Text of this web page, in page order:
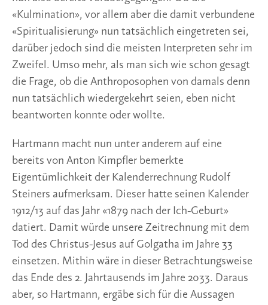
«Kulmination», vor allem aber die damit verbundene
«Spiritualisierung» nun tatsächlich eingetreten sei,
darüber jedoch sind die meisten Interpreten sehr im
Zweifel. Umso mehr, als man sich wie schon gesagt
die Frage, ob die Anthroposophen von damals denn
nun tatsächlich wiedergekehrt seien, eben nicht
beantworten konnte oder wollte.
Hartmann macht nun unter anderem auf eine
bereits von Anton Kimpfler bemerkte
Eigentümlichkeit der Kalenderrechnung Rudolf
Steiners aufmerksam. Dieser hatte seinen Kalender
1912/13 auf das Jahr «1879 nach der Ich-Geburt»
datiert. Damit würde unsere Zeitrechnung mit dem
Tod des Christus-Jesus auf Golgatha im Jahre 33
einsetzen. Mithin wäre in dieser Betrachtungsweise
das Ende des 2. Jahrtausends im Jahre 2033. Daraus
aber, so Hartmann, ergäbe sich für die Aussagen